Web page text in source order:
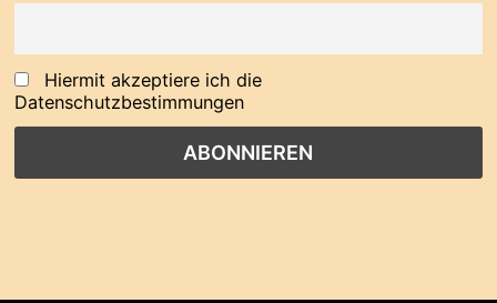
Hiermit akzeptiere ich die
Datenschutzbestimmungen